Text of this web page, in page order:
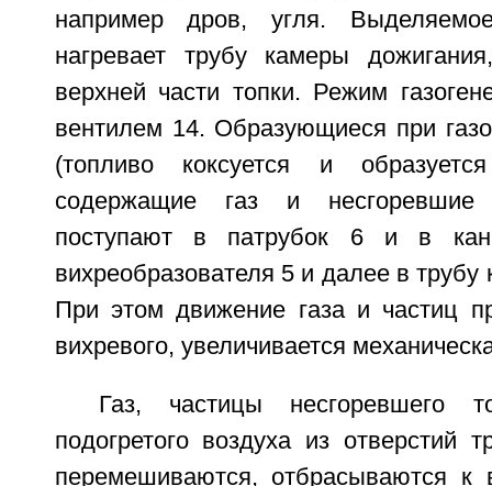
например дров, угля.
нагревает трубу камеры
верхней части топки. Режим
вентилем 14. Образующиеся при
(топливо коксуется и
содержащие газ и несгоревшие
поступают в патрубок 6 и в
вихреобразователя 5 и далее в
При этом движение газа и частиц
вихревого, увеличивается
Газ, частицы несгоревшего
подогретого воздуха из отверстий
перемешиваются, отбрасываются к